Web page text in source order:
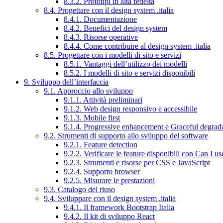
8.4. Progettare con il design system .italia
8.4.1. Documentazione
8.4.2. Benefici del design system
8.4.3. Risorse operative
8.4.4. Come contribuire al design system .italia
8.5. Progettare con i modelli di sito e servizi
8.5.1. Vantaggi dell’utilizzo dei modelli
8.5.2. I modelli di sito e servizi disponibili
9. Sviluppo dell’interfaccia
9.1. Approccio allo sviluppo
9.1.1. Attività preliminari
9.1.2. Web design responsivo e accessibile
9.1.3. Mobile first
9.1.4. Progressive enhancement e Graceful
9.2. Strumenti di supporto allo sviluppo del software
9.2.1. Feature detection
9.2.2. Verificare le feature disponibili con Can I
9.2.3. Strumenti e risorse per CSS e JavaScript
9.2.4. Supporto browser
9.2.5. Misurare le prestazioni
9.3. Catalogo del riuso
9.4. Sviluppare con il design system .italia
9.4.1. Il framework Bootstrap Italia
9.4.2. Il kit di sviluppo React